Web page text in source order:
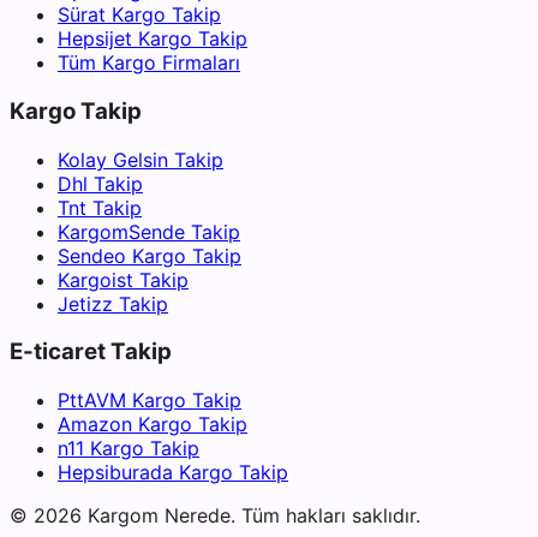
Sürat Kargo Takip
Hepsijet Kargo Takip
Tüm Kargo Firmaları
Kargo Takip
Kolay Gelsin Takip
Dhl Takip
Tnt Takip
KargomSende Takip
Sendeo Kargo Takip
Kargoist Takip
Jetizz Takip
E-ticaret Takip
PttAVM Kargo Takip
Amazon Kargo Takip
n11 Kargo Takip
Hepsiburada Kargo Takip
© 2026 Kargom Nerede. Tüm hakları saklıdır.